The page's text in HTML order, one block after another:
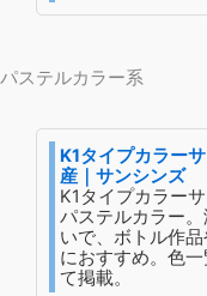
パステルカラー系
K1タイプカラー
産｜サンシンズ
K1タイプカラー
パステルカラー
いで、ボトル作
におすすめ。色
て掲載。